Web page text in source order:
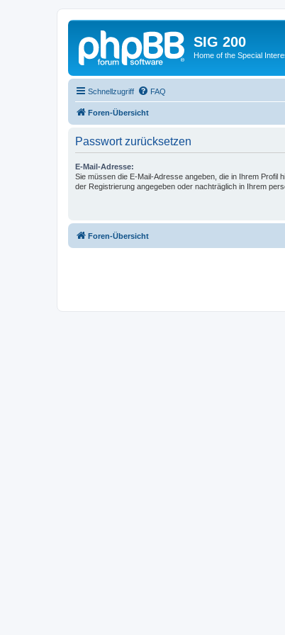
SIG 200
Home of the Special
Schnellzugriff FAQ
Foren-Übersicht
Passwort zurücksetzen
E-Mail-Adresse:
Sie müssen die E-Mail-Adresse angeben, die in Ihrem Profil
der Registrierung angegeben oder nachträglich in Ihrem
Foren-Übersicht